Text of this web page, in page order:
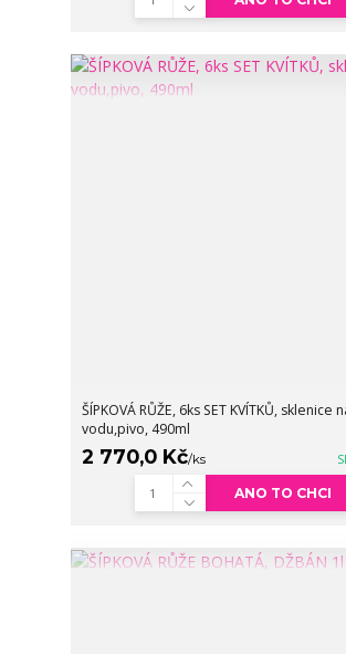
ŠÍPKOVÁ RŮŽE, 6ks SET KVÍTKŮ, sklenice
vodu,pivo, 490ml
2 770,0 Kč/ks
ANO TO CHCI